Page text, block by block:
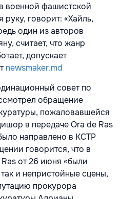
военной фашистской
говорит: «Хайль,
один из авторов
считает, что жанр
допускает
newsmaker.md
совет по
обращение
пожаловавшейся
в передаче Ora de Ras
направлено в КСТР
говорится, что в
от 26 июня «были
и непристойные сцены,
прокурора